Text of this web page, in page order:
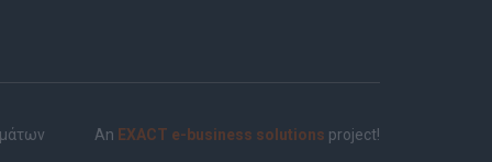
An EXACT e-business solutions project!